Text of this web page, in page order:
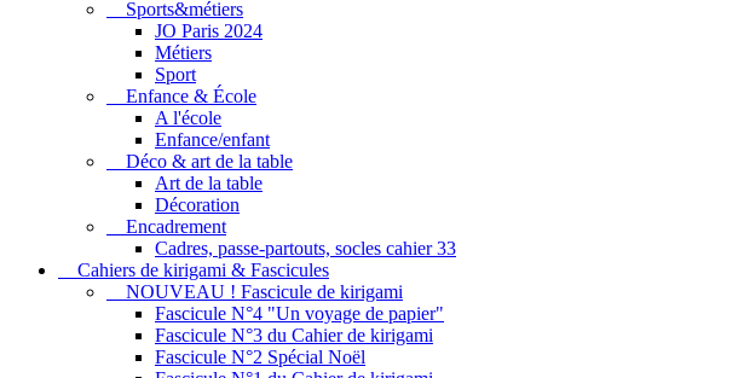
Sports&métiers
JO Paris 2024
Métiers
Sport
Enfance & École
A l'école
Enfance/enfant
Déco & art de la table
Art de la table
Décoration
Encadrement
Cadres, passe-partouts, socles cahier 33
Cahiers de kirigami & Fascicules
NOUVEAU ! Fascicule de kirigami
Fascicule N°4 "Un voyage de papier"
Fascicule N°3 du Cahier de kirigami
Fascicule N°2 Spécial Noël